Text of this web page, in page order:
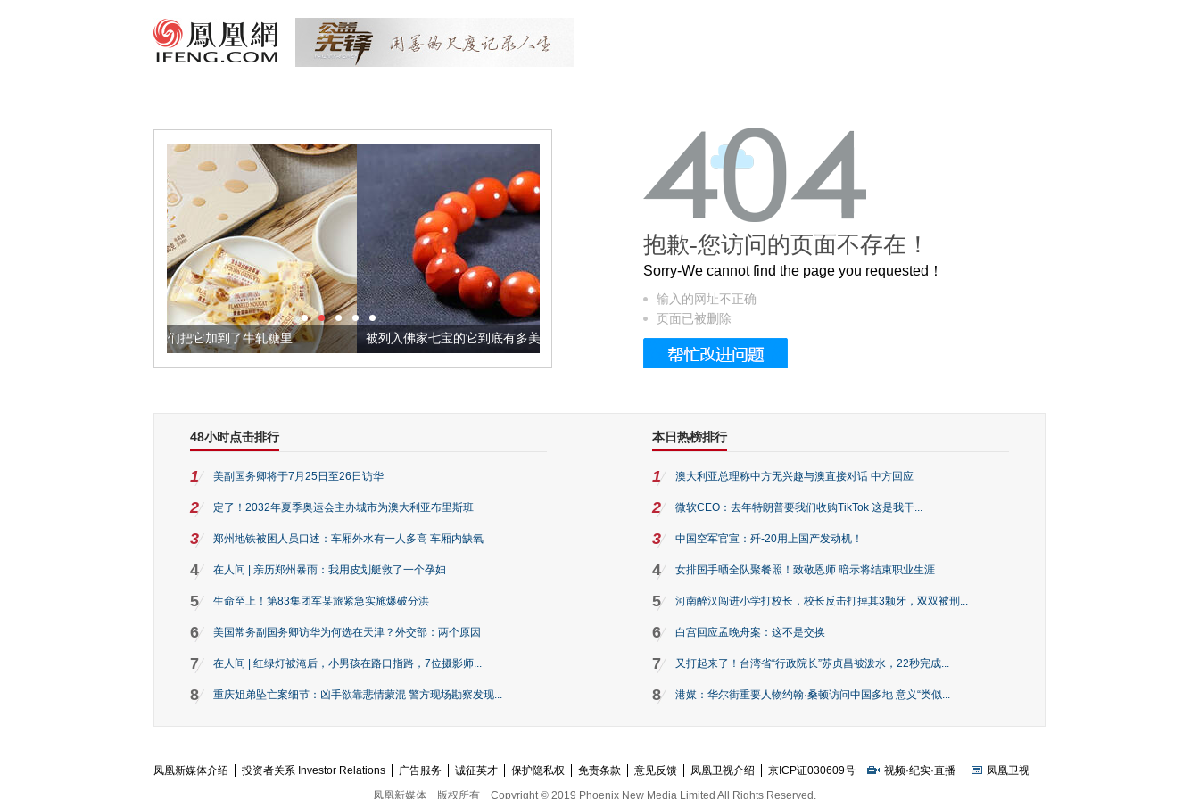
金亚麻籽，我们把它加到了牛轧糖里 被列入佛家七宝的它到底有多美？ 这个3.2米的长卷，还原了600岁的紫禁城
抱歉-您访问的页面不存在！
Sorry-We cannot find the page you requested！
输入的网址不正确
页面已被删除
48小时点击排行
1 美副国务卿将于7月25日至26日访华
2 定了！2032年夏季奥运会主办城市为澳大利亚布里斯班
3 郑州地铁被困人员口述：车厢外水有一人多高 车厢内缺氧
4 在人间 | 亲历郑州暴雨：我用皮划艇救了一个孕妇
5 生命至上！第83集团军某旅紧急实施爆破分洪
6 美国常务副国务卿访华为何选在天津？外交部：两个原因
7 在人间 | 红绿灯被淹后，小男孩在路口指路，7位摄影师...
8 重庆姐弟坠亡案细节：凶手欲靠悲情蒙混 警方现场勘察发现...
本日热榜排行
1 澳大利亚总理称中方无兴趣与澳直接对话 中方回应
2 微软CEO：去年特朗普要我们收购TikTok 这是我干...
3 中国空军官宣：歼-20用上国产发动机！
4 女排国手晒全队聚餐照！致敬恩师 暗示将结束职业生涯
5 河南醉汉闯进小学打校长，校长反击打掉其3颗牙，双双被刑...
6 白宫回应孟晚舟案：这不是交换
7 又打起来了！台湾省“行政院长”苏贞昌被泼水，22秒完成...
8 港媒：华尔街重要人物约翰·桑顿访问中国多地 意义“类似...
凤凰新媒体介绍 投资者关系 Investor Relations 广告服务 诚征英才 保护隐私权 免责条款 意见反馈 凤凰卫视介绍 京ICP证030609号 视频·纪实·直播
凤凰卫视
凤凰新媒体
版权所有 Copyright © 2019 Phoenix New Media Limited All Rights Reserved.